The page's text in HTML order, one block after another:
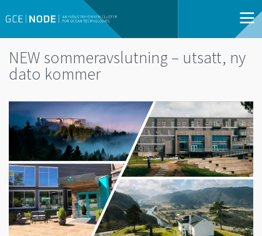
NEW sommeravslutning – utsatt, ny
dato kommer